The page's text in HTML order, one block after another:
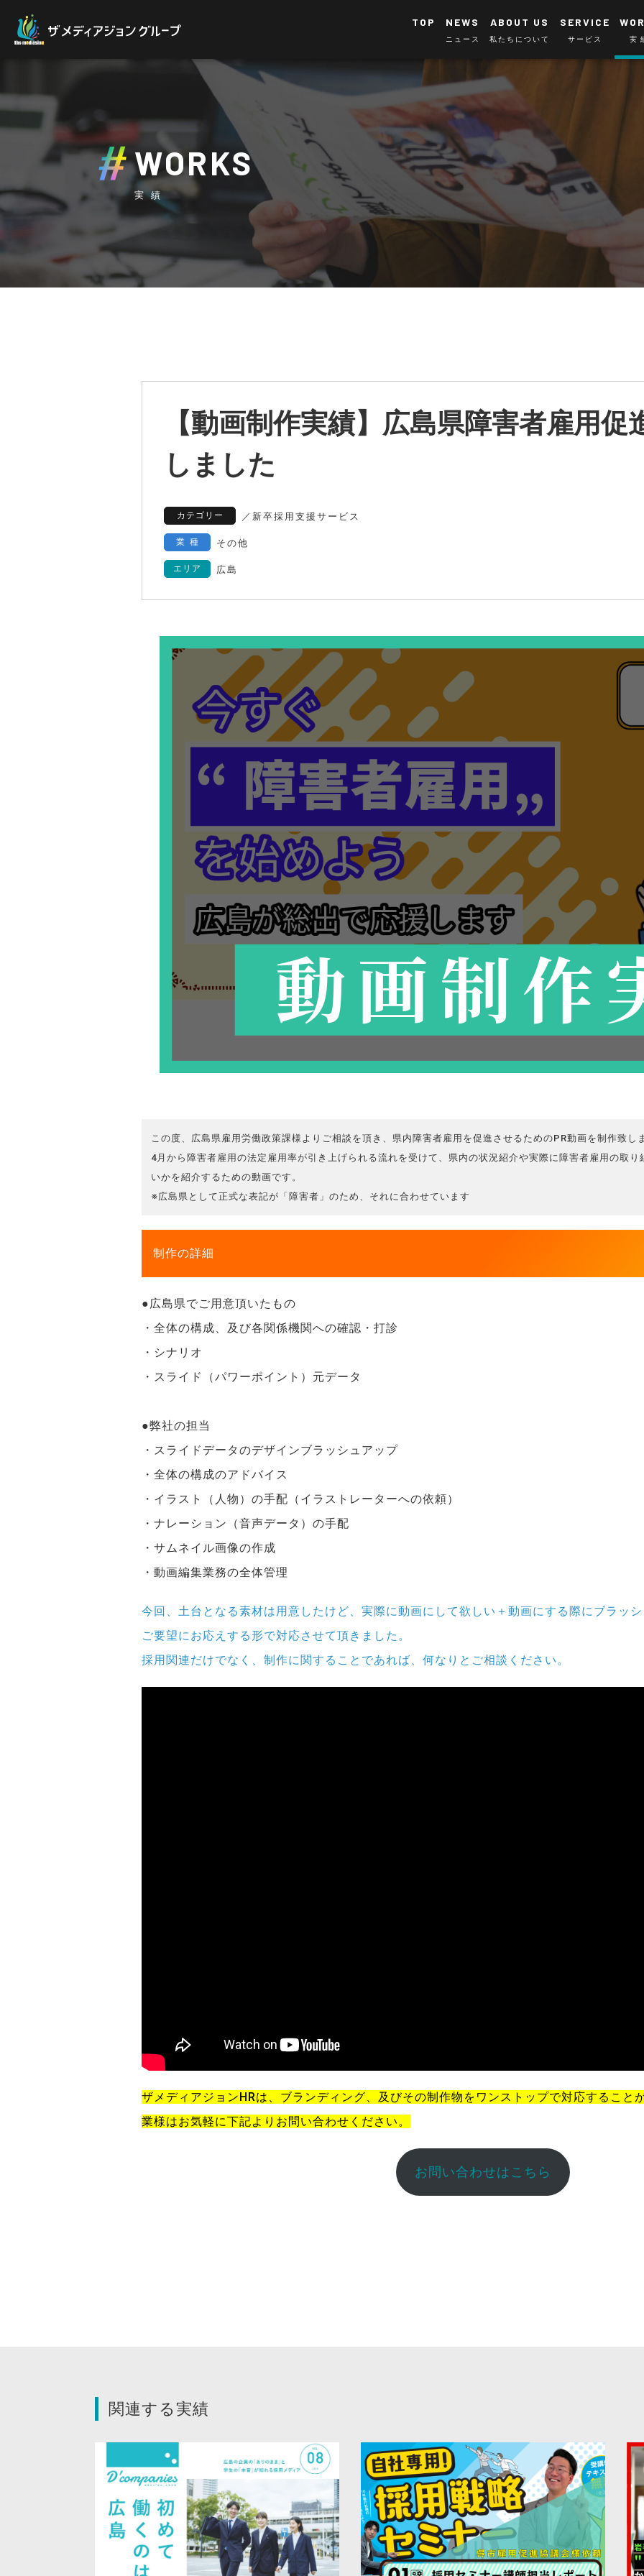
TOP NEWS
ニュース
ABOUT US
私たちについて
SERVICE
サービス 実
WORKS
実績
【動画制作実績】広島県障害者雇用促
しました
カテゴリー ／ 新卒採用支援サービス
業種 その他
エリア 広島
この度、広島県雇用労働政策課様よりご相談を頂き、県内障害者雇用を促進させるためのPR動画を制作致し
4月から障害者雇用の法定雇用率が引き上げられる流れを受けて、県内の状況紹介や実際に障害者雇用の取り
いかを紹介するための動画です。
※広島県として正式な表記が「障害者」のため、それに合わせています
制作の詳細
●広島県でご用意頂いたもの
・全体の構成、及び各関係機関への確認・打診
・シナリオ
・スライド（パワーポイント）元データ
●弊社の担当
・スライドデータのデザインブラッシュアップ
・全体の構成のアドバイス
・イラスト（人物）の手配（イラストレーターへの依頼）
・ナレーション（音声データ）の手配
・サムネイル画像の作成
・動画編集業務の全体管理
今回、土台となる素材は用意したけど、実際に動画にして欲しい＋動画にする際にブラッ
ご要望にお応えする形で対応させて頂きました。
採用関連だけでなく、制作に関することであれば、何なりとご相談ください。
ザメディアジョンHRは、ブランディング、及びその制作物をワンストップで対応すること
業様はお気軽に下記よりお問い合わせください。
お問い合わせはこちら
関連する実績